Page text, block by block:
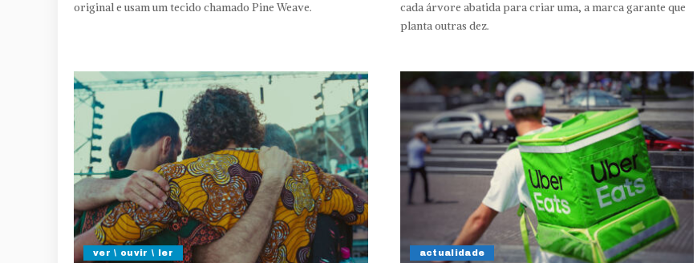
original e usam um tecido chamado Pine Weave.
cada árvore abatida para criar uma, a marca garante que
planta outras dez.
ver \ ouvir \ ler actualidade